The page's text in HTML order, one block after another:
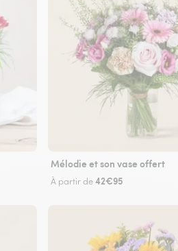
Mélodie et son vase offert
À partir de42€95